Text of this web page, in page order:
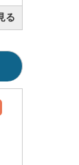
る